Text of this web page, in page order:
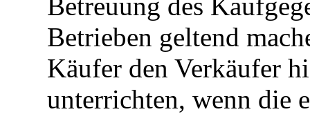
Betrieben geltend
Käufer den Verkäufer
unterrichten, wenn die